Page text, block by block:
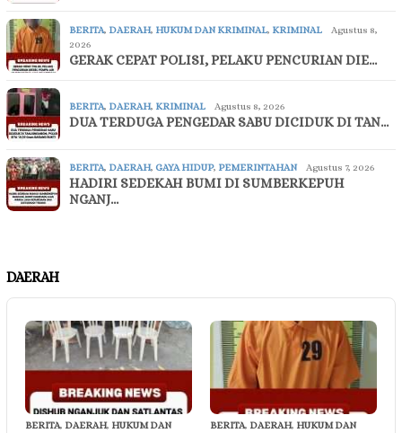
BERITA, DAERAH, HUKUM DAN KRIMINAL, KRIMINAL
Agustus 8,
2026
GERAK CEPAT POLISI, PELAKU PENCURIAN DIE…
BERITA, DAERAH, KRIMINAL Agustus 8, 2026
DUA TERDUGA PENGEDAR SABU DICIDUK DI TAN…
BERITA, DAERAH, GAYA HIDUP, PEMERINTAHAN Agustus 7, 2026
HADIRI SEDEKAH BUMI DI SUMBERKEPUH
NGANJ…
DAERAH
BERITA, DAERAH, HUKUM DAN
BERITA, DAERAH, HUKUM DAN